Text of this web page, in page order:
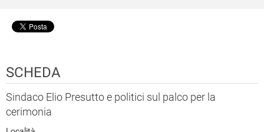
SCHEDA
Sindaco Elio Presutto e politici sul palco per la
cerimonia